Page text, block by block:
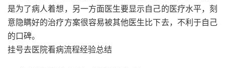
是为了病人着想，另一方面医生要显示自己的医疗水平，刻
意隐瞒好的治疗方案很容易被其他医生比下去，不利于自己
的口碑。
挂号去医院看病流程经验总结